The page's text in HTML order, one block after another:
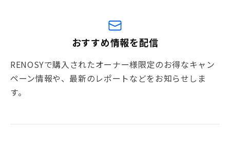
おすすめ情報を配信
RENOSYで購入されたオーナー様限定のお得なキャン
ペーン情報や、最新のレポートなどをお知らせしま
す。